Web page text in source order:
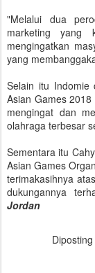
"Melalui dua
marketing yang
mengingatkan
yang
Selain itu Indomie
Asian Games
mengingat dan
olahraga terbesar
Sementara itu
Asian Games
terimakasihnya
dukungannya
Jordan
Diposting